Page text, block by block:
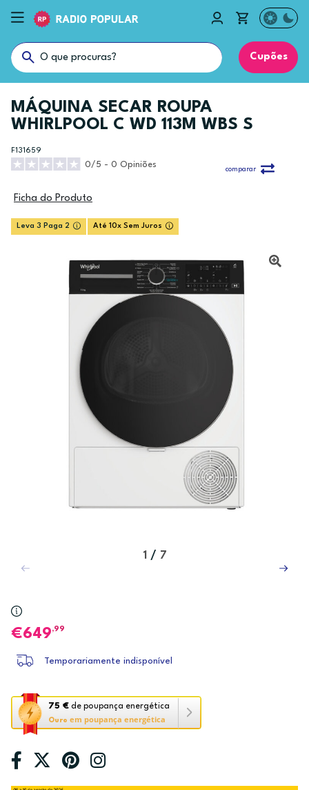
Cupões
MÁQUINA SECAR ROUPA
WHIRLPOOL C WD 113M WBS S
F131659
0/5 - 0 Opiniões
comparar
Ficha do Produto
Leva 3 Paga 2 Até 10x Sem Juros
1 / 7
649,99
Temporariamente indisponível
75 € de poupança energética
Ouro em poupança energética
Esta
ação
abre
a
ferramenta
de